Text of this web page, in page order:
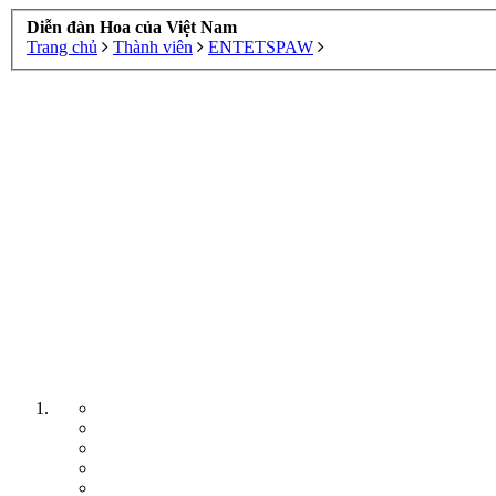
Diễn đàn Hoa của Việt Nam
Trang chủ
Thành viên ENTETSPAW